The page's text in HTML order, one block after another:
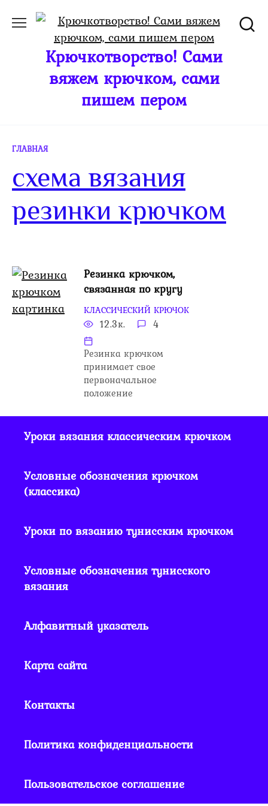
Перейти
содержанию
Крючкотворство! Сами
вяжем крючком, сами
пишем пером
ГЛАВНАЯ
схема вязания
резинки крючком
Резинка крючком,
связанная по кругу
КЛАССИЧЕСКИЙ КРЮЧОК
12.3к. 4
Резинка крючком
принимает свое
первоначальное
положение
Уроки вязания классическим крючком
Условные обозначения крючком
(классика)
Уроки по вязанию тунисским крючком
Условные обозначения тунисского
вязания
Алфавитный указатель
Карта сайта
Контакты
Политика конфиденциальности
Пользовательское соглашение